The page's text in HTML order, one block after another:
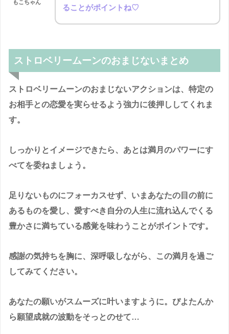
もこちゃん
ることがポイントね♡
ストロベリームーンのおまじないまとめ
ストロベリームーンのおまじないアクションは、特定の
お相手との恋愛を実らせるよう強力に後押ししてくれま
す。
しっかりとイメージできたら、あとは満月のパワーにす
べてを委ねましょう。
足りないものにフォーカスせず、いまあなたの目の前に
あるものを愛し、愛すべき自分の人生に流れ込んでくる
豊かさに満ちている感覚を味わうことがポイントです。
感謝の気持ちを胸に、深呼吸しながら、この満月を過ご
してみてください。
あなたの願いがスムーズに叶いますように。ぴよたんか
ら願望成就の波動をそっとのせて…